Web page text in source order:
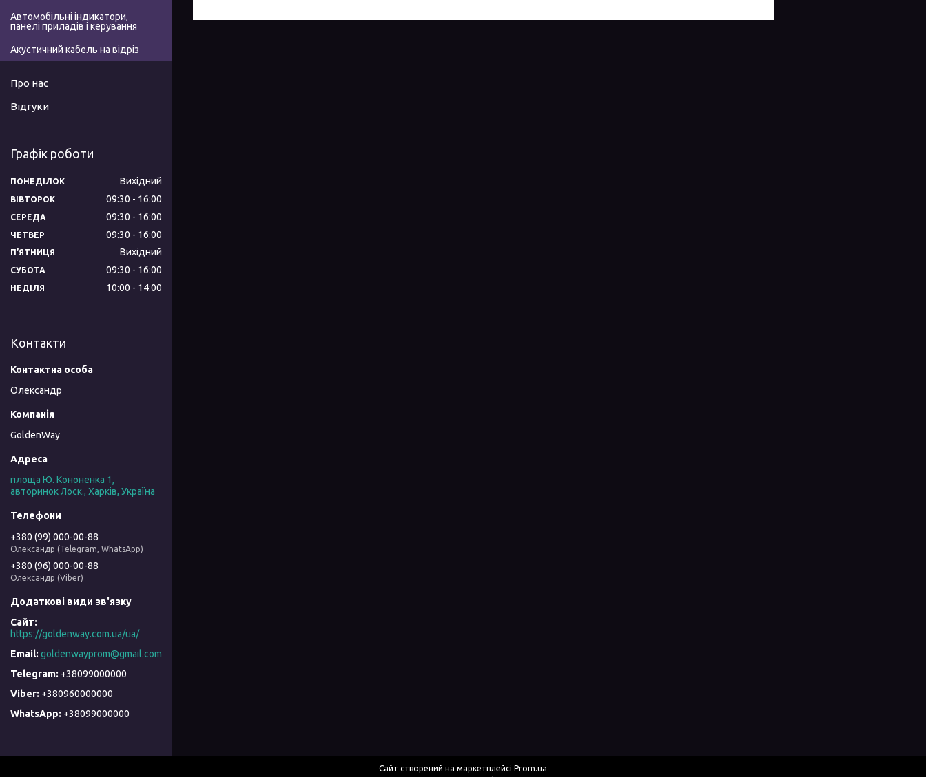
Автомобільні індикатори,
панелі приладів і керування
Акустичний кабель на відріз
Про нас
Відгуки
Графік роботи
ПОНЕДІЛОК Вихідний
ВІВТОРОК 09:30 16:00
СЕРЕДА 09:30 16:00
ЧЕТВЕР 09:30 16:00
ПʼЯТНИЦЯ Вихідний
СУБОТА 09:30 16:00
НЕДІЛЯ 10:00 14:00
Контакти
Олександр
GoldenWay
площа Ю. Кононенка 1,
авторинок Лоск., Харків, Україна
+380 (99) 000-00-88
Олександр (Telegram, WhatsApp)
+380 (96) 000-00-88
Олександр (Viber)
https://goldenway.com.ua/ua/
goldenwayprom@gmail.com
+38099000000
+380960000000
+38099000000
Сайт створений на маркетплейсі Prom.ua